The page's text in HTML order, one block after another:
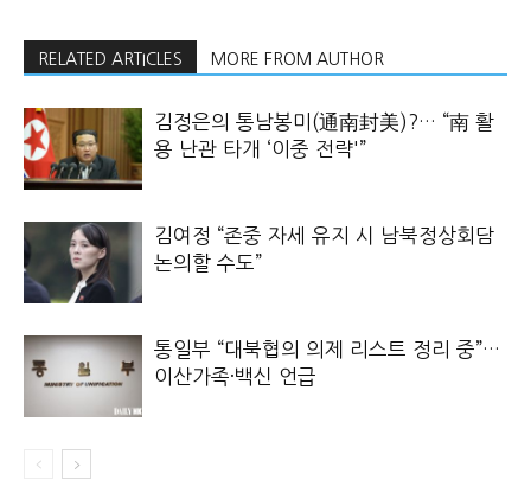
RELATED ARTICLES MORE FROM AUTHOR
김정은의 통남봉미(通南封美)?… “南 활
용 난관 타개 ‘이중 전략'”
김여정 “존중 자세 유지 시 남북정상회담
논의할 수도”
통일부 “대북협의 의제 리스트 정리 중”…
이산가족·백신 언급